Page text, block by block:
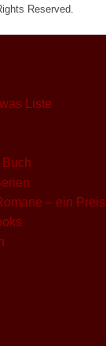
Reserved.
Liste
Buch
– ein Preis